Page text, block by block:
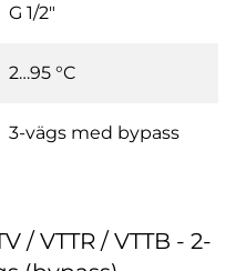
G 1/2"
2…95 °C
3-vägs med bypass
/ VTTR / VTTB - 2-